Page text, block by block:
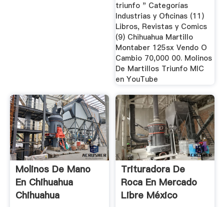
triunfo " Categorías
Industrias y Oficinas (11)
Libros, Revistas y Comics
(9) Chihuahua Martillo
Montaber 125sx Vendo O
Cambio 70,000 00. Molinos
De Martillos Triunfo MIC
en YouTube
Molinos De Mano
En Chihuahua
Chihuahua
Trituradora De
Roca En Mercado
Libre México